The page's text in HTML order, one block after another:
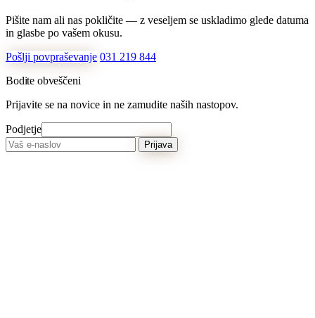
Pišite nam ali nas pokličite — z veseljem se uskladimo glede datuma
in glasbe po vašem okusu.
Pošlji povpraševanje 031 219 844
Bodite obveščeni
Prijavite se na novice in ne zamudite naših nastopov.
Podjetje
Prijava